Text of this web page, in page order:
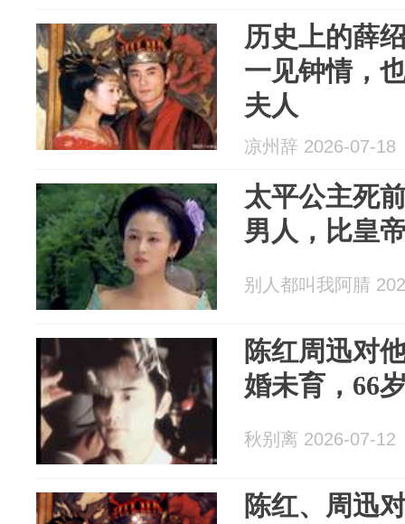
历史上的薛
一见钟情，
夫人
凉州辞 2026-07-18
太平公主死
男人，比皇
别人都叫我阿腈
陈红周迅对
婚未育，66
秋别离 2026-07-12
陈红、周迅